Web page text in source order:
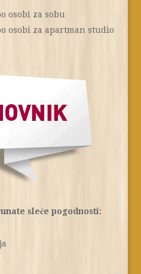
osobi za sobu
osobi za apartman studio
sleće pogodnosti: